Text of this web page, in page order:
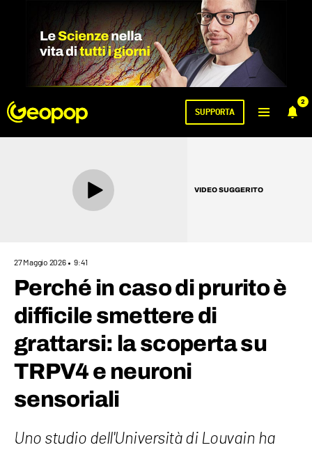
2
SUPPORTA
VIDEO SUGGERITO
27 Maggio 2026 9:41
Perché in caso di prurito è
difficile smettere di
grattarsi: la scoperta su
TRPV4 e neuroni
sensoriali
Uno studio dell'Università di Louvain ha